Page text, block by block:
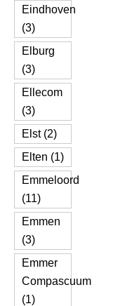
Eindhoven
(3)
Elburg
(3)
Ellecom
(3)
Elst (2)
Elten (1)
Emmeloord
(11)
Emmen
(3)
Emmer
Compascuum
(1)